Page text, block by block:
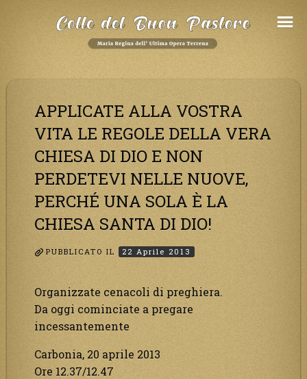
APPLICATE ALLA VOSTRA
VITA LE REGOLE DELLA VERA
CHIESA DI DIO E NON
PERDETEVI NELLE NUOVE,
PERCHÉ UNA SOLA È LA
CHIESA SANTA DI DIO!
PUBBLICATO IL 22 Aprile 2013
Organizzate cenacoli di preghiera.
Da oggi cominciate a pregare
incessantemente
Carbonia, 20 aprile 2013
Ore 12.37/12.47